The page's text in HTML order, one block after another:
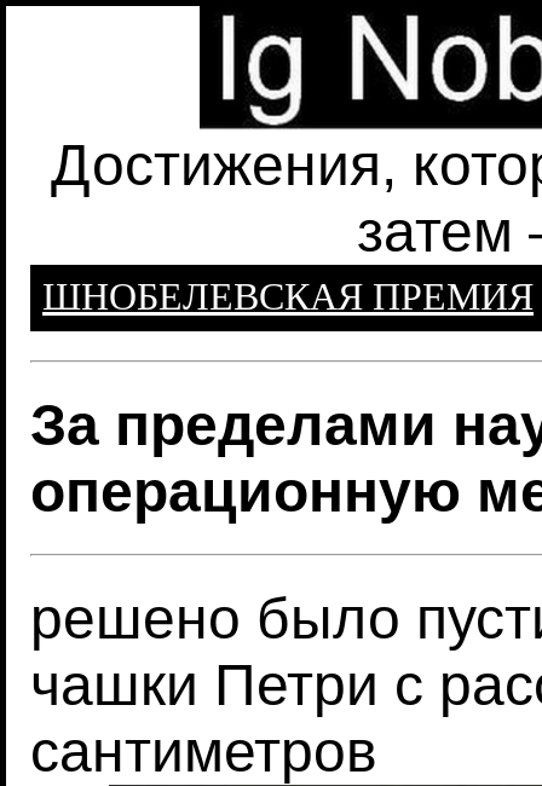
Достижения,
затем
ШНОБЕЛЕВСКАЯ ПРЕМИЯ
За пределами
операционную
решено было
чашки Петри с
сантиметров